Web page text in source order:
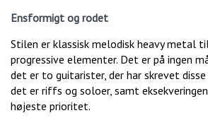
Ensformigt og rodet
Stilen er klassisk melodisk heavy metal
progressive elementer. Det er på ingen
det er to guitarister, der har skrevet
det er riffs og soloer, samt
højeste prioritet.